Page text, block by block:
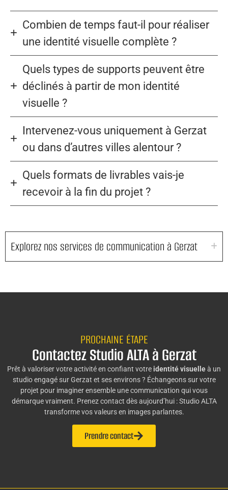
Combien de temps faut-il pour réaliser
une identité visuelle complète ?
Quels types de supports peuvent être
déclinés à partir de mon identité
visuelle ?
Intervenez-vous uniquement à Gerzat
ou dans d’autres villes alentour ?
Quels formats de livrables vais-je
recevoir à la fin du projet ?
Explorez nos services de communication à Gerzat
PROCHAINE ÉTAPE
Contactez Studio ALTA à Gerzat
Prêt à valoriser votre activité en confiant votre identité visuelleà un
studio engagé sur Gerzat et ses environs ? Échangeons sur votre
projet pour imaginer ensemble une communication qui vous
démarque vraiment. Prenez contact dès aujourd’hui : Studio ALTA
transforme vos valeurs en images parlantes.
Prendre contact